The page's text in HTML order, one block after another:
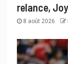
relance,
8 août 2026